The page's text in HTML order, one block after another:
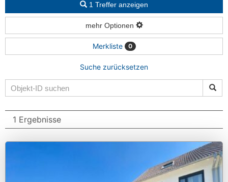
1 Treffer anzeigen
mehr Optionen
Merkliste 0
Suche zurücksetzen
1 Ergebnisse